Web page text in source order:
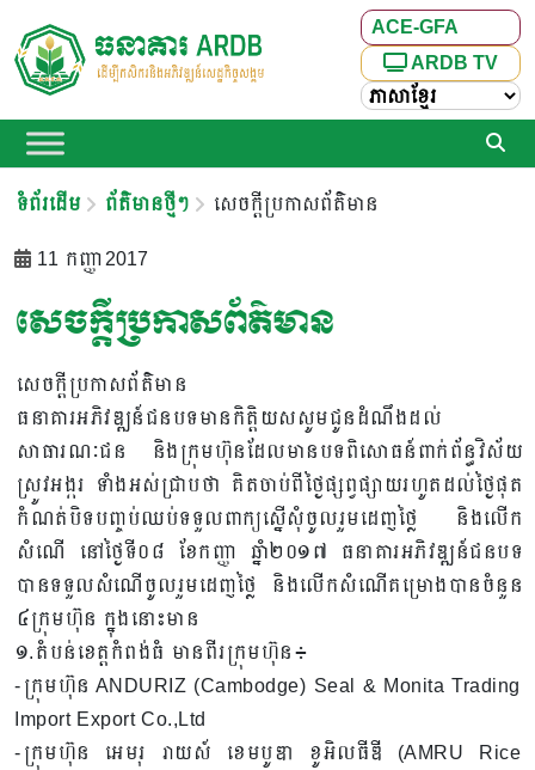
ACE-GFA
ARDB TV
ទំព័រដើម ព័ត៌មានថ្មីៗ សេចក្តីប្រកាសព័ត៌មាន
11 កញ្ញា 2017
សេចក្តីប្រកាសព័ត៌មាន
សេចក្តីប្រកាសព័ត៌មាន
ធនាគារអភិវឌ្ឍន៍ជនបទមានកិត្តិយសសូមជូនដំណឹងដល់
សាធារណៈជន និងក្រុមហ៊ុនដែលមានបទពិសោធន៍ពាក់ព័ន្ធវិស័យ
ស្រូវអង្ករ ទាំងអស់ជ្រាបថា គិតចាប់ពីថ្ងៃផ្សព្វផ្សាយរហូតដល់ថ្ងៃផុត
កំណត់បិទបញ្ចប់ឈប់ទទួលពាក្យស្នើសុំចូលរួមដេញថ្លៃ និងលើក
សំណើ នៅថ្ងៃទី០៨ ខែកញ្ញា ឆ្នាំ២០១៧ ធនាគារអភិវឌ្ឍន៍ជនបទ
បានទទួលសំណើចូលរួមដេញថ្លៃ និងលើកសំណើគម្រោងបានចំនួន
៤ក្រុមហ៊ុន ក្នុងនោះមាន
១.តំបន់ខេត្តកំពង់ធំ មានពីរក្រុមហ៊ុន៖
-ក្រុមហ៊ុន ANDURIZ (Cambodge) Seal & Monita Trading
Import Export Co.,Ltd
-ក្រុមហ៊ុន អេមរុ រាយស៍ ខេមបូឌា ខូអិលធីឌី (AMRU Rice